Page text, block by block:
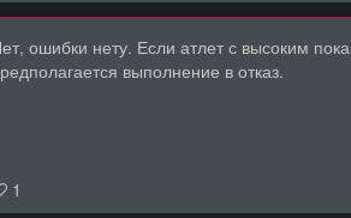
ошибки нету. Если атлет с высоким
выполнение в отказ.
1